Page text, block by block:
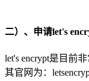
二）、申请let's
let's encrypt是目前
其官网为：